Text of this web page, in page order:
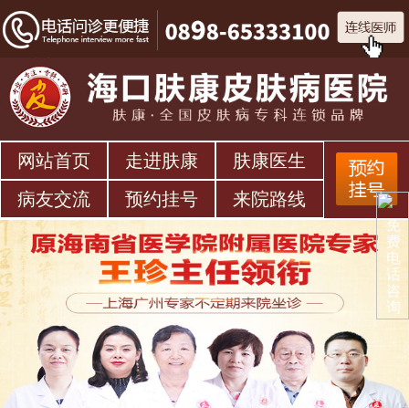
网站首页 走进肤康
肤康医生
病友交流
预约挂号 来院路线
免
费
电
话
咨
询